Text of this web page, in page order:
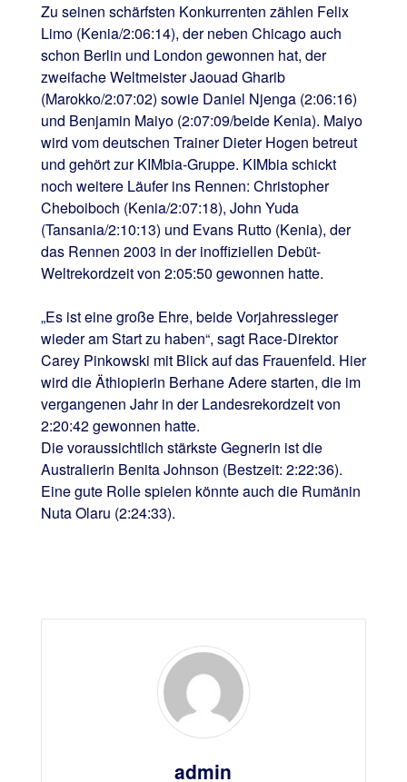
Zu seinen schärfsten Konkurrenten zählen Felix
Limo (Kenia/2:06:14), der neben Chicago auch
schon Berlin und London gewonnen hat, der
zweifache Weltmeister Jaouad Gharib
(Marokko/2:07:02) sowie Daniel Njenga (2:06:16)
und Benjamin Maiyo (2:07:09/beide Kenia). Maiyo
wird vom deutschen Trainer Dieter Hogen betreut
und gehört zur KIMbia-Gruppe. KIMbia schickt
noch weitere Läufer ins Rennen: Christopher
Cheboiboch (Kenia/2:07:18), John Yuda
(Tansania/2:10:13) und Evans Rutto (Kenia), der
das Rennen 2003 in der inoffiziellen Debüt-
Weltrekordzeit von 2:05:50 gewonnen hatte.
„Es ist eine große Ehre, beide Vorjahressieger
wieder am Start zu haben“, sagt Race-Direktor
Carey Pinkowski mit Blick auf das Frauenfeld. Hier
wird die Äthiopierin Berhane Adere starten, die im
vergangenen Jahr in der Landesrekordzeit von
2:20:42 gewonnen hatte.
Die voraussichtlich stärkste Gegnerin ist die
Australierin Benita Johnson (Bestzeit: 2:22:36).
Eine gute Rolle spielen könnte auch die Rumänin
Nuta Olaru (2:24:33).
admin